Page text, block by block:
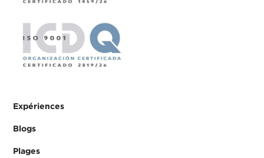
Expériences
Blogs
Plages